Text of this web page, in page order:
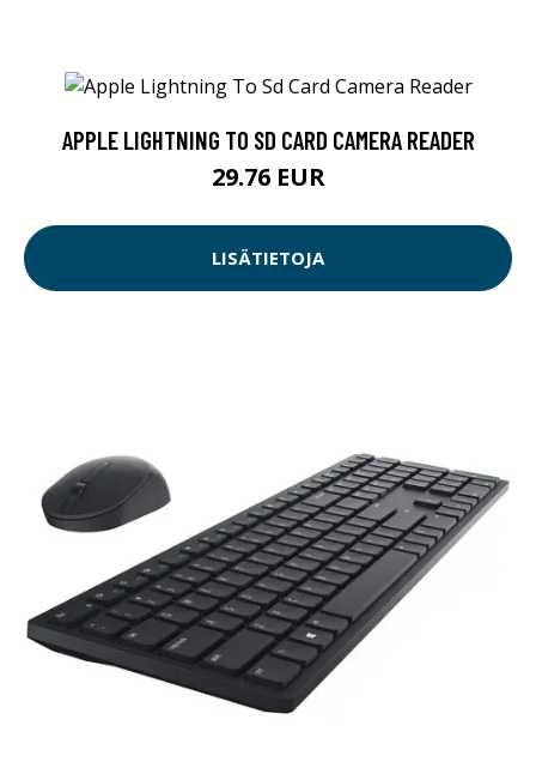
APPLE LIGHTNING TO SD CARD CAMERA READER
29.76 EUR
LISÄTIETOJA